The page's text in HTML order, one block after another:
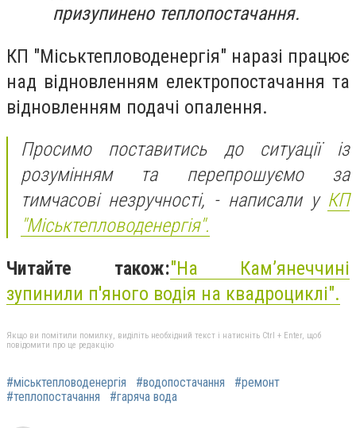
призупинено теплопостачання.
КП "Міськтепловоденергія" наразі працює
над відновленням електропостачання та
відновленням подачі опалення.
Просимо поставитись до ситуації із
розумінням та перепрошуємо за
тимчасові незручності, - написали у КП
"Міськтепловоденергія".
Читайте також:"На Камʼянеччині
зупинили п'яного водія на квадроциклі".
Якщо ви помітили помилку, виділіть необхідний текст і натисніть Ctrl + Enter, щоб
повідомити про це редакцію
#міськтепловоденергія #водопостачання
#ремонт
#теплопостачання
#гаряча вода